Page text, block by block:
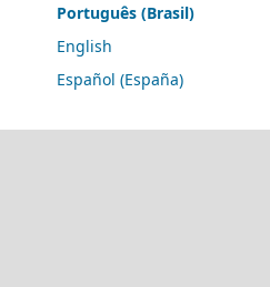
Português (Brasil)
English
Español (España)